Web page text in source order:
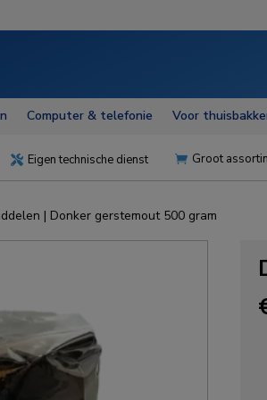
Computer & telefonie Voor
 Eigen technische dienst  Groot
| Donker gerstemout 500 gram